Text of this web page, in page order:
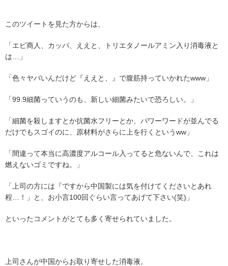
このツイートを見た方からは、
「エビ商人、カッパ、ええと、トリエタノールアミン入り消毒液と
は…」
「色々ヤバいんだけど『ええと、』で腹筋持っていかれたwww」
「99.9細菌っていうのも、新しい細菌みたいで恐ろしい。」
「細菌を殺しますとか抗菌水フリーとか、パワーワードが並んでる
だけでもスゴイのに、原材料がさらに上を行くというww」
「間違って本当に高濃度アルコール入ってると危ないんで、これは
燃えないゴミですね。」
「上司の方には『ですから中国製には気を付けてくださいとあれ
程…！」と、お小言100回ぐらい言ってあげて下さい(笑)」
といったコメントがとても多く寄せられていました。
上司さんが中国からお取り寄せした消毒液。